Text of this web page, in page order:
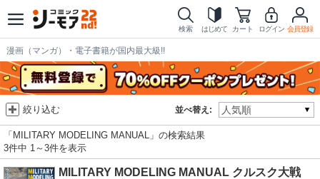
検索 はじめて カート ログイン 会員登録
漫画（マンガ）・電子書籍が国内最大級!!
並べ替え:
絞り込む
「MILITARY MODELING MANUAL」の検索結果
3件中 1～3件を表示
MILITARY MODELING MANUAL クルスク大戦